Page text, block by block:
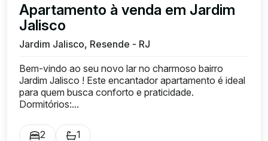
Apartamento à venda em Jardim
Jalisco
Jardim Jalisco, Resende - RJ
Bem-vindo ao seu novo lar no charmoso bairro
Jardim Jalisco ! Este encantador apartamento é ideal
para quem busca conforto e praticidade.
Dormitórios:...
2 1